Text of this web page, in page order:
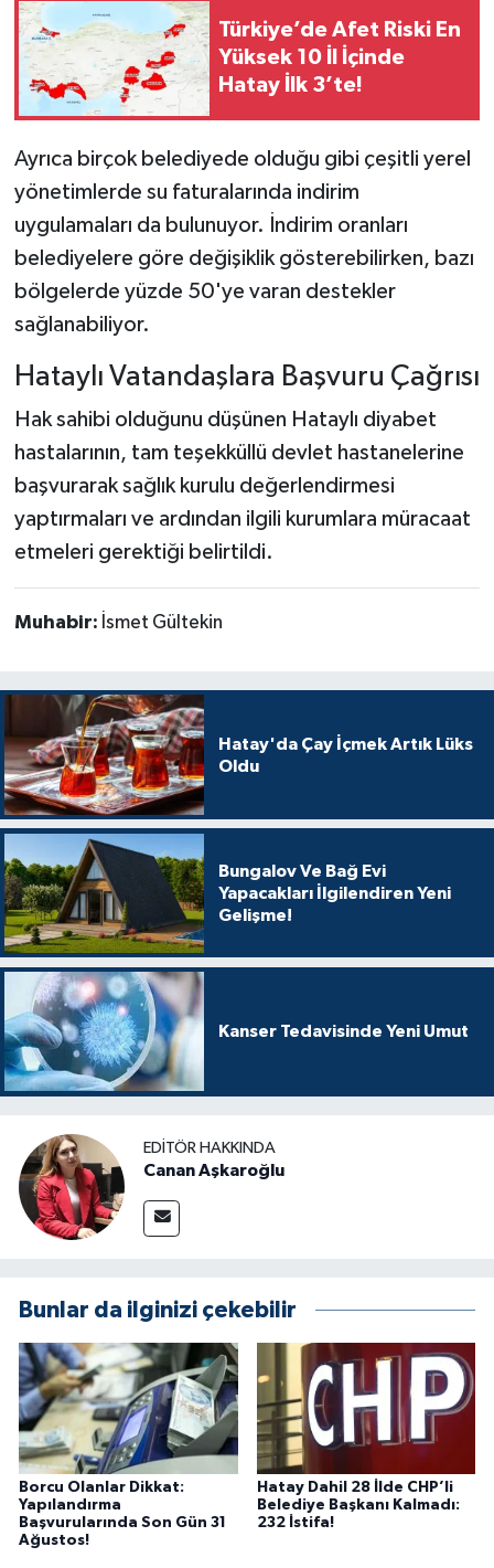
Türkiye’de Afet Riski En
Yüksek 10 İl İçinde
Hatay İlk 3’te!
Ayrıca birçok belediyede olduğu gibi çeşitli yerel
yönetimlerde su faturalarında indirim
uygulamaları da bulunuyor. İndirim oranları
belediyelere göre değişiklik gösterebilirken, bazı
bölgelerde yüzde 50'ye varan destekler
sağlanabiliyor.
Hataylı Vatandaşlara Başvuru Çağrısı
Hak sahibi olduğunu düşünen Hataylı diyabet
hastalarının, tam teşekküllü devlet hastanelerine
başvurarak sağlık kurulu değerlendirmesi
yaptırmaları ve ardından ilgili kurumlara müracaat
etmeleri gerektiği belirtildi.
Muhabir: İsmet Gültekin
Hatay'da Çay İçmek Artık Lüks
Oldu
Bungalov Ve Bağ Evi
Yapacakları İlgilendiren Yeni
Gelişme!
Kanser Tedavisinde Yeni Umut
EDITÖR HAKKINDA
Canan Aşkaroğlu
Bunlar da ilginizi çekebilir
Borcu Olanlar Dikkat:
Yapılandırma
Başvurularında Son Gün 31
Ağustos!
Hatay Dahil 28 İlde CHP’li
Belediye Başkanı Kalmadı:
232 İstifa!